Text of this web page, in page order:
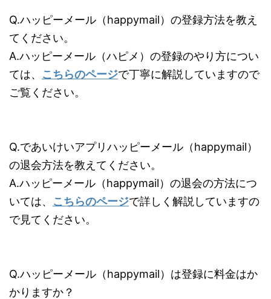
Q.ハッピーメール（happymail）の登録方法を教え
てください。
A.ハッピーメール（ハピメ）の登録のやり方につい
ては、 こちらのページで丁寧に解説していますので
ご覧ください。
Q.であいけいアプリハッピーメール（happymail）
の退会方法を教えてください。
A.ハッピーメール（happymail）の退会の方法につ
いては、 こちらのページで詳しく解説していますの
で見てください。
Q.ハッピーメール（happymail）は登録に料金はか
かりますか？